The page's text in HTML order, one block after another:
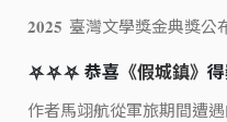
𝟐𝟎𝟐𝟓 ​ 臺灣文學獎金典獎公
⛧⛧⛧ 恭喜 《假城鎮》
作者馬翊航從軍旅期間遭